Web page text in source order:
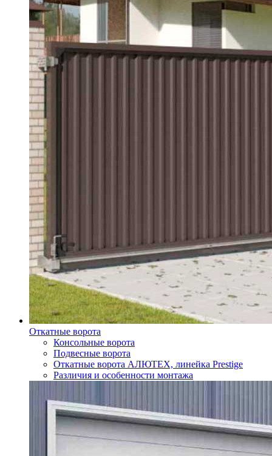
Откатные ворота
Консольные ворота
Подвесные ворота
Откатные ворота АЛЮТЕХ, линейка Prestige
Различия и особенности монтажа